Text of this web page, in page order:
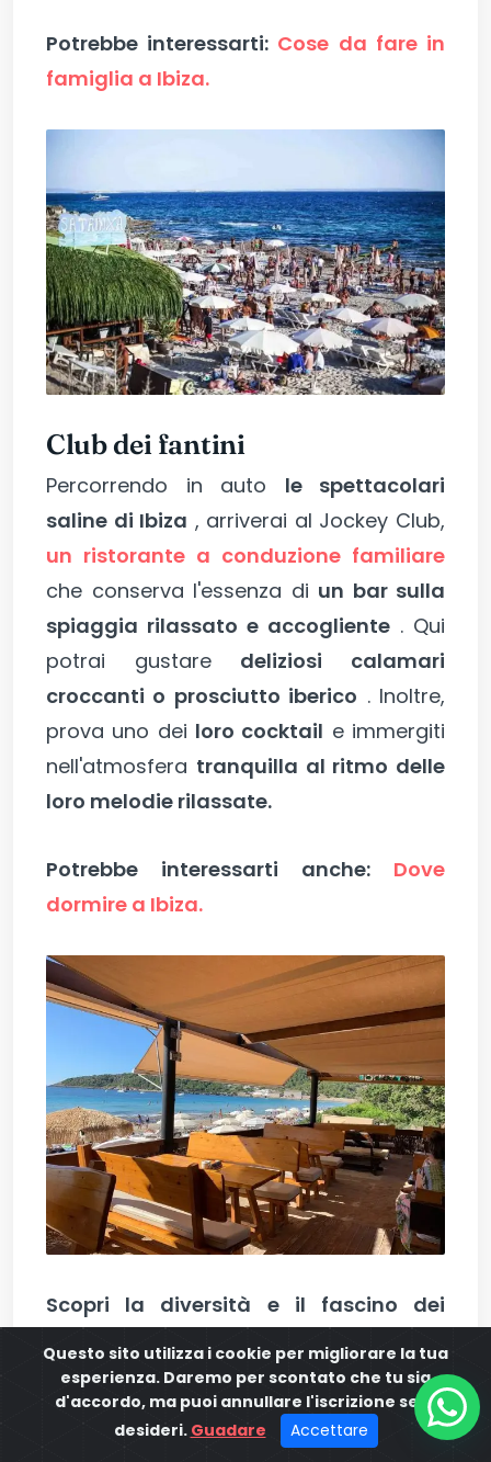
Potrebbe interessarti: Cose da fare in
famiglia a Ibiza.
Club dei fantini
Percorrendo in auto le spettacolari
saline di Ibiza , arriverai al Jockey Club,
un ristorante a conduzione familiare
che conserva l'essenza di un bar sulla
spiaggia rilassato e accogliente . Qui
potrai gustare deliziosi calamari
croccanti o prosciutto iberico . Inoltre,
prova uno dei loro cocktail e immergiti
nell'atmosfera tranquilla al ritmo delle
loro melodie rilassate.
Potrebbe interessarti anche: Dove
dormire a Ibiza.
Scopri la diversità e il fascino dei
beach club di Ibiza
.
Dall'elegante ed
esclusivo al rilassato e adatto alle
famiglie, ognuno offre un'esperienza
balneare unica. Immergiti nella vivace
Questo sito utilizza i cookie per migliorare la tua
esperienza. Daremo per scontato che tu sia
d'accordo, ma puoi annullare l'iscrizione se lo
desideri. Guadare Accettare